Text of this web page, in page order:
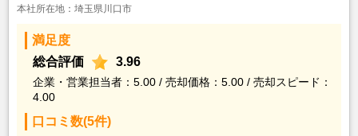
本社所在地：埼玉県川口市
満足度
総合評価
3.96
企業・営業担当者：5.00 / 売却価格：5.00 / 売却スピード：
4.00
口コミ数(5件)